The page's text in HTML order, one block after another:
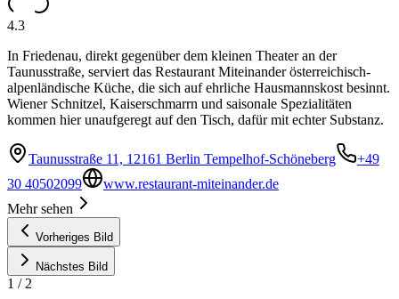
4.3
In Friedenau, direkt gegenüber dem kleinen Theater an der
Taunusstraße, serviert das Restaurant Miteinander österreichisch-
alpenländische Küche, die sich auf ehrliche Hausmannskost besinnt.
Wiener Schnitzel, Kaiserschmarrn und saisonale Spezialitäten
kommen hier unaufgeregt auf den Tisch, dafür mit echter Substanz.
Taunusstraße 11, 12161 Berlin Tempelhof-Schöneberg
+49
30 40502099
www.restaurant-miteinander.de
Mehr sehen
Vorheriges Bild
Nächstes Bild
1 / 2